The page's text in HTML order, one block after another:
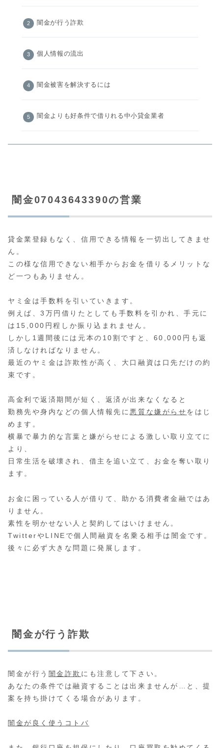
闇金が行う詐欺
個人情報の流出
闇金被害を解決するには
闇金よりも好条件で借りれる中小貸金業者
闇金07043643390の営業
貸金業登録もなく、信用できる情報を一切出してきませ
ん。
この様な信用できない相手からお金を借りるメリットな
ど一つもありません。
ヤミ金は手数料を引いていきます。
例えば、3万円借りたとしても手数料を引かれ、手元に
は15,000円程しか振り込まれません。
しかし1週間後には元本の10割ですと、60,000円も返
済しなければなりません。
最近のヤミ金は詐欺性が高く、大口融資は口先だけの約
束です。
高金利で返済期間が短く、返済が出来なくなると
勤務先や身内などの個人情報先に悪質な嫌がらせをはじ
めます。
横暴で暴力的な言葉と嫌がらせによる激しい取り立てに
より、
日常生活を破壊され、借主を追い立て、お金を奪い取り
ます。
お金に困っている人が借りて、助かる消費者金融ではあ
りません。
素性を明かせない人と契約してはいけません。
TwitterやLINEで個人間融資を名乗る相手は闇金です。
後々に必ず大きな問題に発展します。
闇金が行う詐欺
闇金が行う 闇金詐欺 にも注意して下さい。
あなたの条件では融資することは出来ませんが…と、提
案を持ち掛けてくる場合があります。
闇金が良く使うコトバ